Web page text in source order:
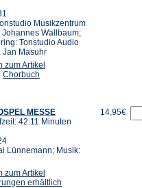
Musikzentrum
Wallbaum;
Tonstudio Audio
Jan Masuhr
zum Artikel
Chorbuch
MESSE
42:11 Minuten
Lünnemann; Musik:
zum Artikel
erhältlich
14,95€